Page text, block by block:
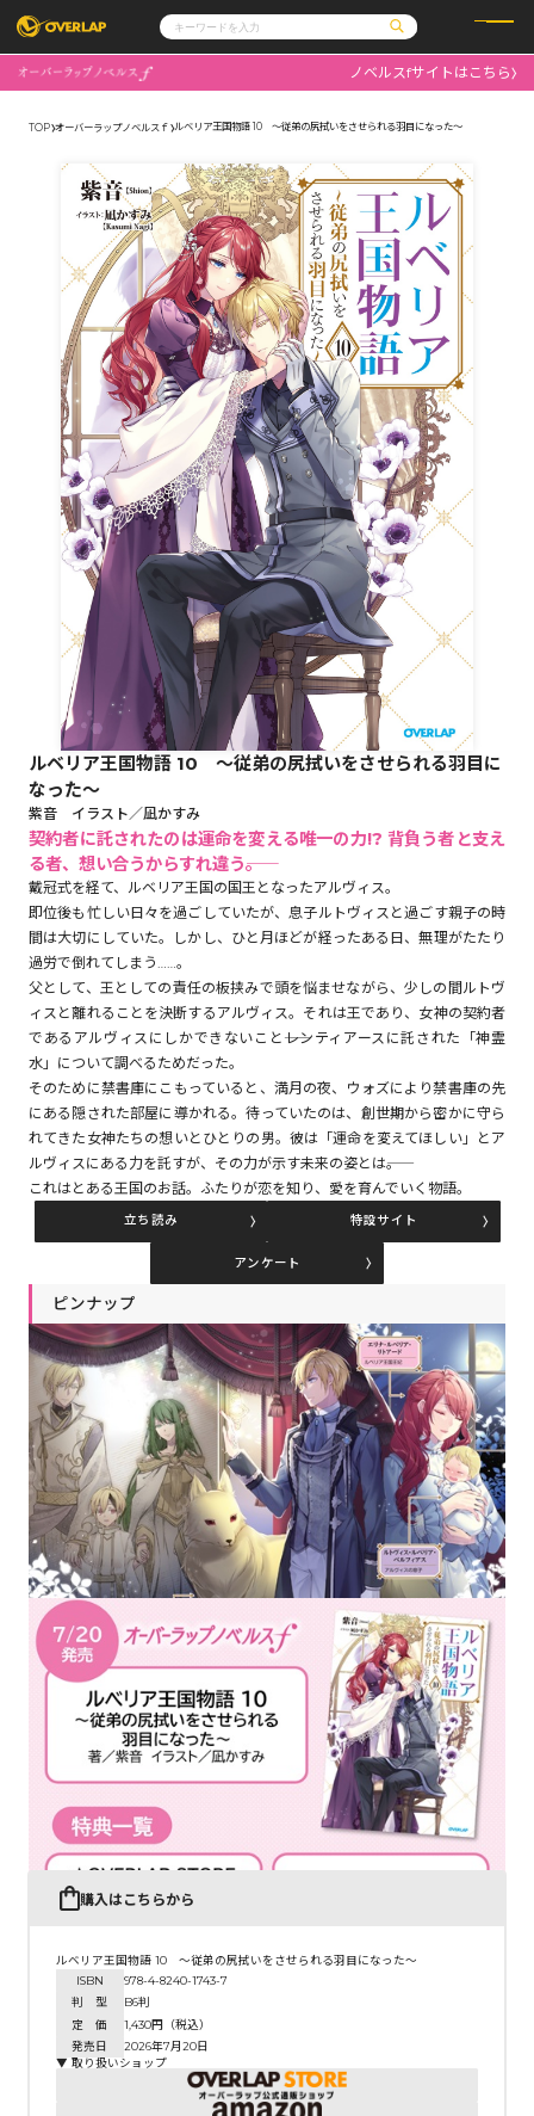
コミックガルド
コミッククリエ
文庫
ノベルス
その他
コミックエッセイ
ポケットモンスター
アニメ
ゲーム
通販・NEWS
OVERLAP STORE
オーバーラップ広報室
企業
会社概要
採用情報
アクセス
オーバーラップホールディングス
お問い合わせはこちら
オーバーラップ文庫
オーバーラップノベルス
オーバーラップノベルスf
ロサージュノベルス
コミックガルド
リキューレ
コミックパルフェ
コミックエッセイ
閉じる
ノベルスfサイトはこちら
TOP オーバーラップノベルスｆ ルベリア王国物語 10 ～従弟の尻拭いをさせられる羽目になった～
ルベリア王国物語 10 ～従弟の尻拭いをさせられる羽目に
なった～
紫音 イラスト／凪かすみ
契約者に託されたのは運命を変える唯一の力!? 背負う者と支え
る者、想い合うからすれ違う――。
戴冠式を経て、ルベリア王国の国王となったアルヴィス。
即位後も忙しい日々を過ごしていたが、息子ルトヴィスと過ごす親子の時
間は大切にしていた。しかし、ひと月ほどが経ったある日、無理がたたり
過労で倒れてしまう……。
父として、王としての責任の板挟みで頭を悩ませながら、少しの間ルトヴ
ィスと離れることを決断するアルヴィス。それは王であり、女神の契約者
であるアルヴィスにしかできないこと――レンティアースに託された「神霊
水」について調べるためだった。
そのために禁書庫にこもっていると、満月の夜、ウォズにより禁書庫の先
にある隠された部屋に導かれる。待っていたのは、創世期から密かに守ら
れてきた女神たちの想いとひとりの男。彼は「運命を変えてほしい」とア
ルヴィスにある力を託すが、その力が示す未来の姿とは――。
これはとある王国のお話。ふたりが恋を知り、愛を育んでいく物語。
立ち読み 特設サイト
アンケート
ピンナップ
購入はこちらから
ルベリア王国物語 10 ～従弟の尻拭いをさせられる羽目になった～
ISBN
978-4-8240-1743-7
判 型
B6判
定 価
1,430円（税込）
発売日
2026年7月20日
▼ 取り扱いショップ